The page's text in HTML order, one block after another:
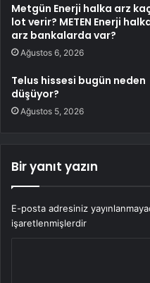
Metgün Enerji halka arz
lot verir? METEN Enerji
arz bankalarda var?
Ağustos 6, 2026
Telus hissesi bugün neden
düşüyor?
Ağustos 5, 2026
Bir yanıt yazın
E-posta adresiniz
işaretlenmişlerdir